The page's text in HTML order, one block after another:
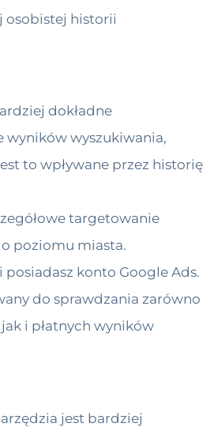
osobistej historii
dokładne
wyników wyszukiwania,
to wpływane przez historię
targetowanie
poziomu miasta.
posiadasz konto Google Ads.
do sprawdzania zarówno
i płatnych wyników
jest bardziej